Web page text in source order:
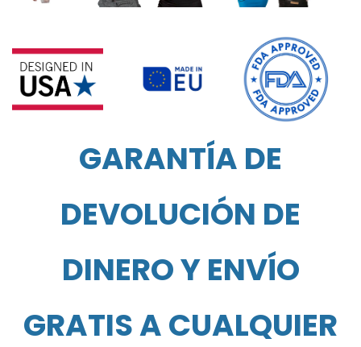
GARANTÍA DE
DEVOLUCIÓN DE
DINERO Y ENVÍO
GRATIS A CUALQUIER